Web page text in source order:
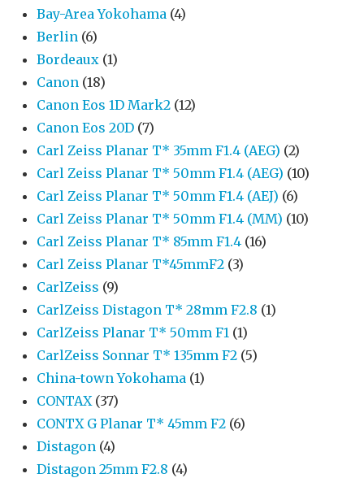
Bay-Area Yokohama (4)
Berlin (6)
Bordeaux (1)
Canon (18)
Canon Eos 1D Mark2 (12)
Canon Eos 20D (7)
Carl Zeiss Planar T* 35mm F1.4 (AEG) (2)
Carl Zeiss Planar T* 50mm F1.4 (AEG) (10)
Carl Zeiss Planar T* 50mm F1.4 (AEJ) (6)
Carl Zeiss Planar T* 50mm F1.4 (MM) (10)
Carl Zeiss Planar T* 85mm F1.4 (16)
Carl Zeiss Planar T*45mmF2 (3)
CarlZeiss (9)
CarlZeiss Distagon T* 28mm F2.8 (1)
CarlZeiss Planar T* 50mm F1 (1)
CarlZeiss Sonnar T* 135mm F2 (5)
China-town Yokohama (1)
CONTAX (37)
CONTX G Planar T* 45mm F2 (6)
Distagon (4)
Distagon 25mm F2.8 (4)